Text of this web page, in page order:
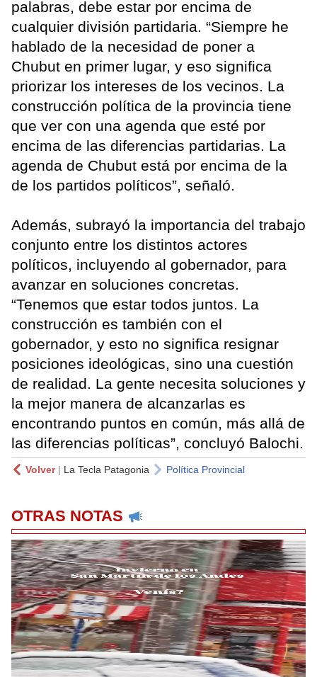
palabras, debe estar por encima de
cualquier división partidaria. “Siempre he
hablado de la necesidad de poner a
Chubut en primer lugar, y eso significa
priorizar los intereses de los vecinos. La
construcción política de la provincia tiene
que ver con una agenda que esté por
encima de las diferencias partidarias. La
agenda de Chubut está por encima de la
de los partidos políticos”, señaló.
Además, subrayó la importancia del trabajo
conjunto entre los distintos actores
políticos, incluyendo al gobernador, para
avanzar en soluciones concretas.
“Tenemos que estar todos juntos. La
construcción es también con el
gobernador, y esto no significa resignar
posiciones ideológicas, sino una cuestión
de realidad. La gente necesita soluciones y
la mejor manera de alcanzarlas es
encontrando puntos en común, más allá de
las diferencias políticas”, concluyó Balochi.
Volver| La Tecla Patagonia Política Provincial
OTRAS NOTAS